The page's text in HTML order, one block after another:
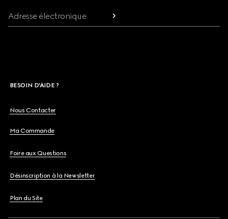
Adresse électronique
BESOIN D'AIDE ?
Nous Contacter
Ma Commande
Foire aux Questions
Désinscription à la Newsletter
Plan du Site